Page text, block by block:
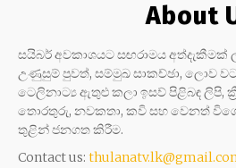
About
සයිබර් අවකාශයට සඟරාමය අත්දැකීමක්
උණුසුම් පුවත්, සම්මුඛ සාකච්ඡා, ලොව වටා
ටෙලිනාට්‍ය ඇතුළු කලා ඉසව් පිළිබඳ ලිපි,
තොරතුරු, නවකතා, කවි සහ වෙනත්
තුළින් ජනගත කිරීම.
Contact us: